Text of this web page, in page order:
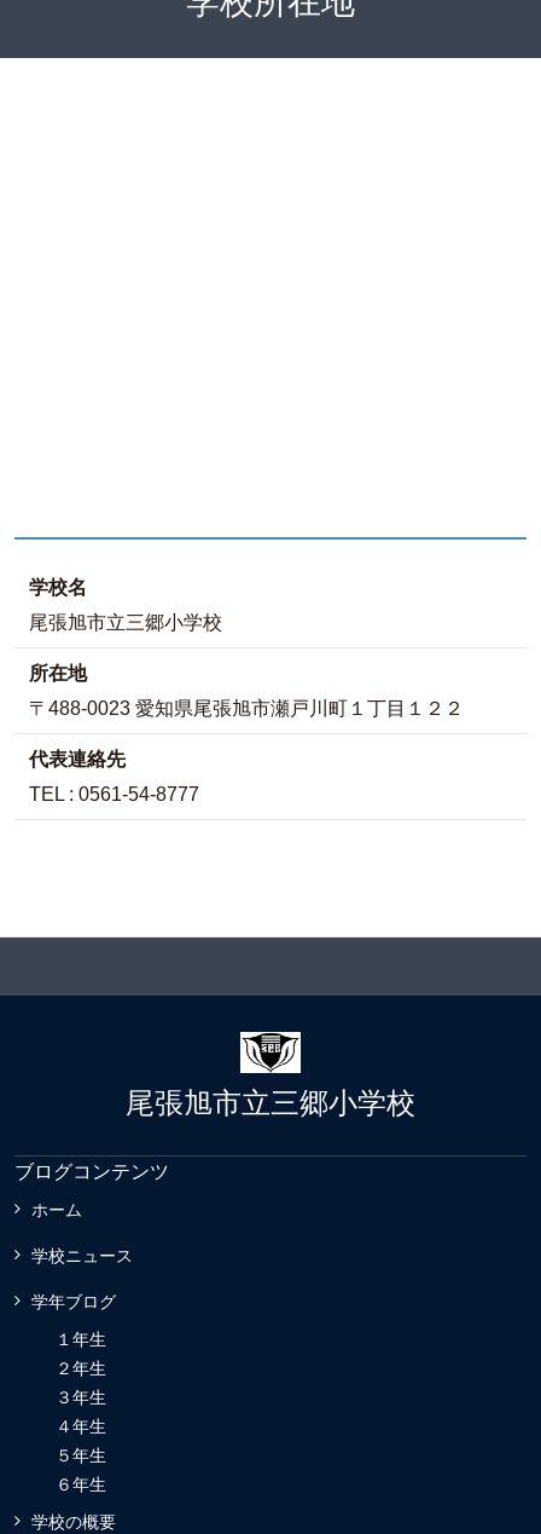
学校名
尾張旭市立三郷小学校
所在地
〒488-0023 愛知県尾張旭市瀬戸川町１丁目１２２
代表連絡先
TEL : 0561-54-8777
尾張旭市立三郷小学校
ブログコンテンツ
ホーム
学校ニュース
学年ブログ
１年生
２年生
３年生
４年生
５年生
６年生
学校の概要